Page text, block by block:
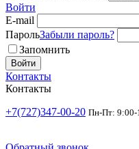
Войти
E-mail
ПарольЗабыли пароль?
Запомнить
Войти
Контакты
Контакты
+7(727)347-00-20 Пн-Пт: 9:00-